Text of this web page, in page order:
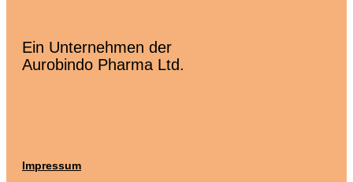
Ein Unternehmen der
Aurobindo Pharma Ltd.
Impressum